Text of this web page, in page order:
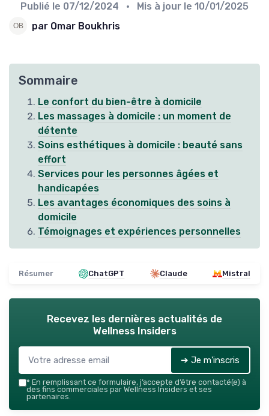
Publié le 07/12/2024 • Mis à jour le 10/01/2025
par Omar Boukhris
Sommaire
Le confort du bien-être à domicile
Les massages à domicile : un moment de
détente
Soins esthétiques à domicile : beauté sans
effort
Services pour les personnes âgées et
handicapées
Les avantages économiques des soins à
domicile
Témoignages et expériences personnelles
Résumer ChatGPT Claude Mistral
Recevez les dernières actualités de
Wellness Insiders
➔ Je m'inscris
* En remplissant ce formulaire, j’accepte d’être contacté(e) à
des fins commerciales par Wellness Insiders et ses
partenaires.